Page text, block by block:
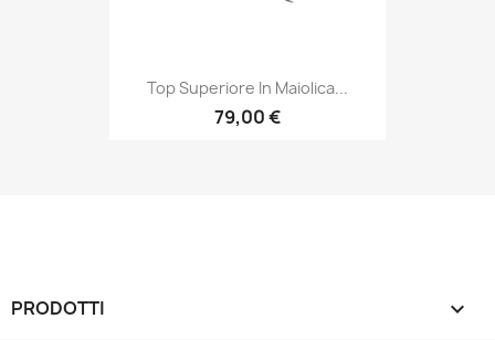
Top Superiore In Maiolica...
79,00 €
PRODOTTI 